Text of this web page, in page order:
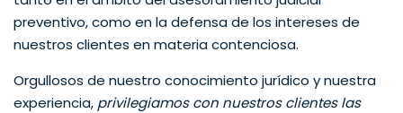
preventivo, como en la defensa de los intereses de
nuestros clientes en materia contenciosa.
Orgullosos de nuestro conocimiento jurídico y nuestra
experiencia, privilegiamos con nuestros clientes las